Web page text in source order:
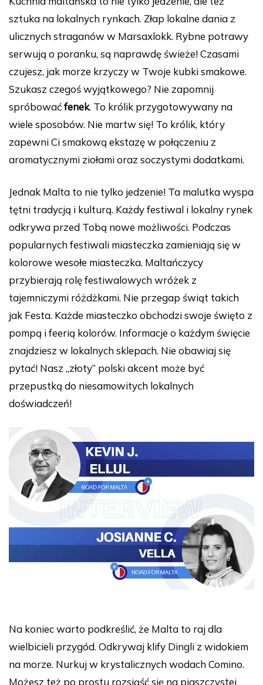
sztuka na lokalnych rynkach. Złap lokalne dania z
ulicznych straganów w Marsaxlokk. Rybne potrawy
serwują o poranku, są naprawdę świeże! Czasami
czujesz, jak morze krzyczy w Twoje kubki smakowe.
Szukasz czegoś wyjątkowego? Nie zapomnij
spróbowaćfenek. To królik przygotowywany na
wiele sposobów. Nie martw się! To królik, który
zapewni Ci smakową ekstazę w połączeniu z
aromatycznymi ziołami oraz soczystymi dodatkami.
Jednak Malta to nie tylko jedzenie! Ta malutka wyspa
tętni tradycją i kulturą. Każdy festiwal i lokalny rynek
odkrywa przed Tobą nowe możliwości. Podczas
popularnych festiwali miasteczka zamieniają się w
kolorowe wesołe miasteczka. Maltańczycy
przybierają rolę festiwalowych wróżek z
tajemniczymi różdżkami. Nie przegap świąt takich
jak Festa. Każde miasteczko obchodzi swoje święto z
pompą i feerią kolorów. Informacje o każdym święcie
znajdziesz w lokalnych sklepach. Nie obawiaj się
pytać! Nasz „złoty” polski akcent może być
przepustką do niesamowitych lokalnych
doświadczeń!
Na koniec warto podkreślić, że Malta to raj dla
wielbicieli przygód. Odkrywaj klify Dingli z widokiem
na morze. Nurkuj w krystalicznych wodach Comino.
Możesz też po prostu rozsiąść się na piaszczystej